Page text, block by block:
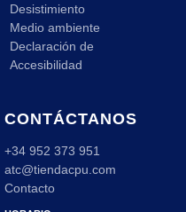
Desistimiento
Medio ambiente
Declaración de
Accesibilidad
CONTÁCTANOS
+34 952 373 951
atc@tiendacpu.com
Contacto